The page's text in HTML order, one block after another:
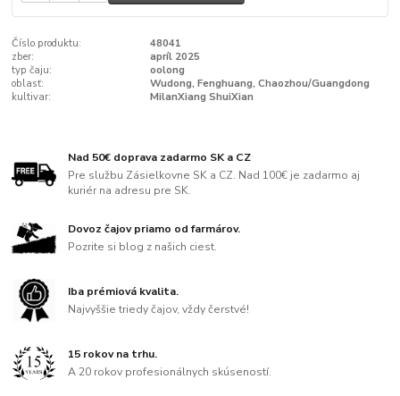
Číslo produktu:
48041
zber:
apríl 2025
typ čaju:
oolong
oblasť:
Wudong, Fenghuang, Chaozhou/Guangdong
kultivar:
MilanXiang ShuiXian
Nad 50€ doprava zadarmo SK a CZ
Pre službu Zásielkovne SK a CZ. Nad 100€ je zadarmo aj
kuriér na adresu pre SK.
Dovoz čajov priamo od farmárov.
Pozrite si blog z našich ciest.
Iba prémiová kvalita.
Najvyššie triedy čajov, vždy čerstvé!
15 rokov na trhu.
A 20 rokov profesionálnych skúseností.